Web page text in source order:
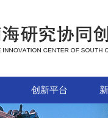
创新平台